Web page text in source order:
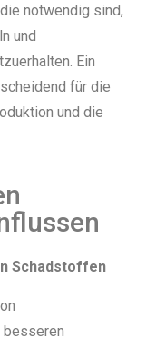
notwendig sind,
und
Ein
für die
und die
Schadstoffen
besseren